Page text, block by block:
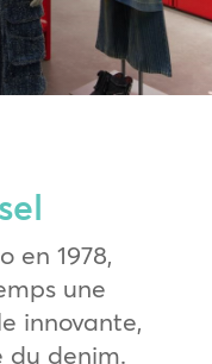
en 1978,
une
innovante,
du denim.